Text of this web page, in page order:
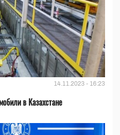
14.11.2023 - 16:23
в Казахстане